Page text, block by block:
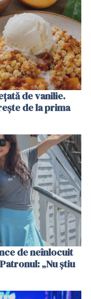
de vanilie.
de la prima
de neînlocuit
„Nu știu